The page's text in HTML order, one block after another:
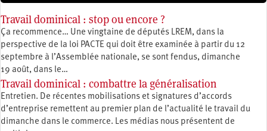
Travail dominical : stop ou encore ?
Ça recommence… Une vingtaine de députés LREM, dans la
perspective de la loi PACTE qui doit être examinée à partir du 12
septembre à l’Assemblée nationale, se sont fendus, dimanche
19 août, dans le…
Travail dominical : combattre la généralisation
Entretien. De récentes mobilisations et signatures d’accords
d’entreprise remettent au premier plan de l’actualité le travail du
dimanche dans le commerce. Les médias nous présentent de